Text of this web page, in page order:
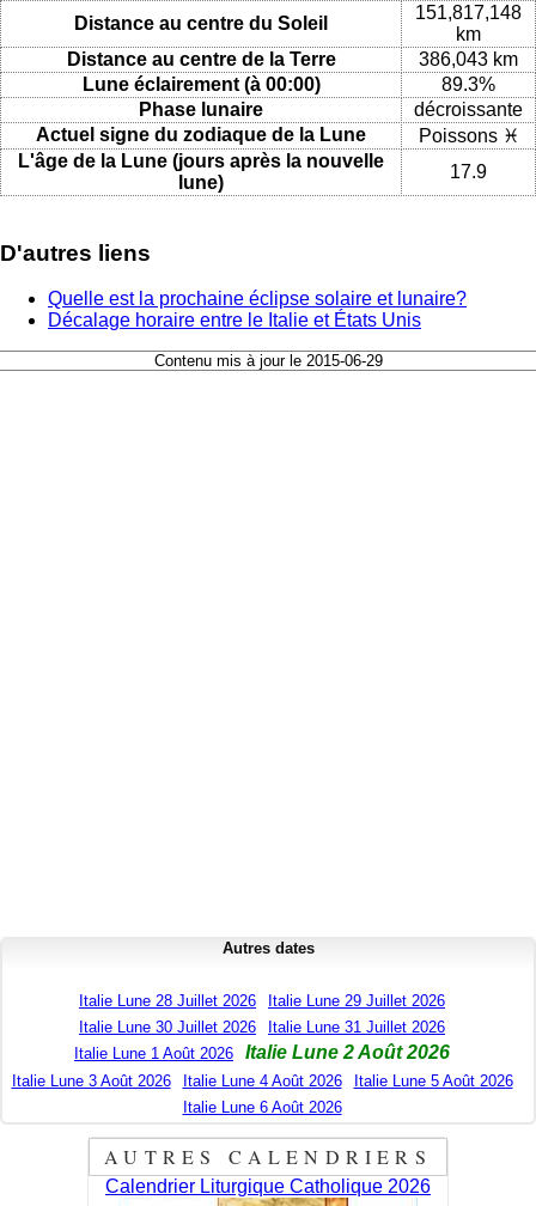
Distance au centre du Soleil
151,817,148
km
Distance au centre de la Terre
386,043 km
Lune éclairement (à 00:00)
89.3%
Phase lunaire
décroissante
Actuel signe du zodiaque de la Lune
Poissons ♓
L'âge de la Lune (jours après la nouvelle
lune)
17.9
D'autres liens
Quelle est la prochaine éclipse solaire et lunaire?
Décalage horaire entre le Italie et États Unis
Contenu mis à jour le 2015-06-29
Autres dates
Italie Lune 28 Juillet 2026
Italie Lune 29 Juillet 2026
Italie Lune 30 Juillet 2026
Italie Lune 31 Juillet 2026
Italie Lune 1 Août 2026
Italie Lune 2 Août 2026
Italie Lune 3 Août 2026 Italie Lune 4 Août 2026
Italie Lune 5 Août 2026
Italie Lune 6 Août 2026
AUTRES CALENDRIERS
Calendrier Liturgique Catholique 2026